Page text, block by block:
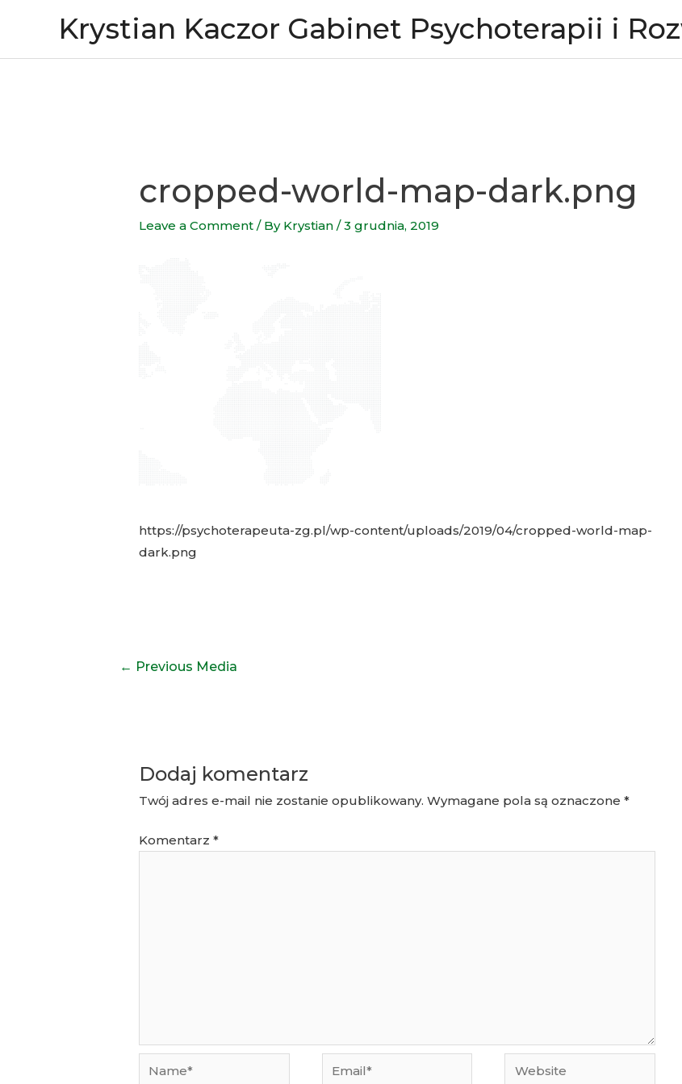
Krystian Kaczor Gabinet Psychoterapii i
cropped-world-map-dark.png
Leave a Comment / By Krystian /3 grudnia, 2019
https://psychoterapeuta-zg.pl/wp-content/uploads/2019/04/cropped-world-map-
dark.png
Nawigacja
← Previous Media
Dodaj komentarz
Twój adres e-mail nie zostanie opublikowany. Wymagane pola są oznaczone*
Komentarz*
Email* Website